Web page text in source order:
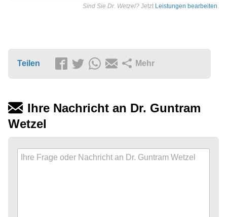
Sind Sie Dr. Wetzel? Jetzt Leistungen bearbeiten.
Teilen Mehr
Ihre Nachricht an Dr. Guntram
Wetzel